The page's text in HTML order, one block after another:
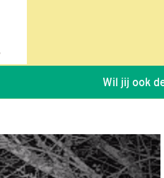
Wil jij ook de